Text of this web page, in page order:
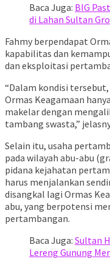
Baca Juga: BIG
di Lahan Sultan
Fahmy berpendapat
kapabilitas dan
dan eksploitasi
“Dalam kondisi
Ormas Keagamaan
makelar dengan
tambang swasta,”
Selain itu, usaha
pada wilayah abu-abu
pidana kejahatan
harus menjalankan
disangkal lagi Ormas
abu, yang berpotensi
pertambangan.
Baca Juga: Sultan
Lereng Gunung